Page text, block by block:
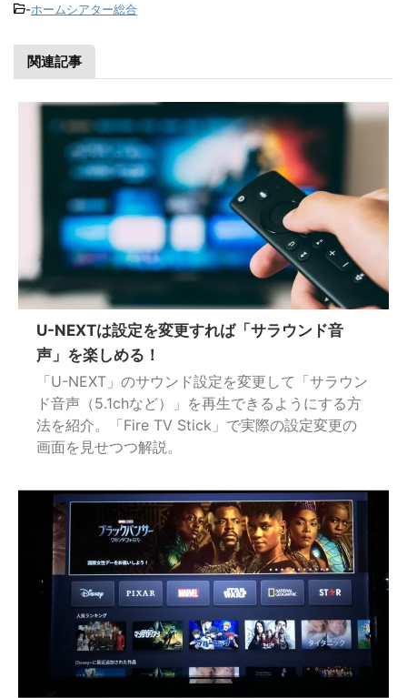
-ホームシアター総合
関連記事
U-NEXTは設定を変更すれば「サラウンド音
声」を楽しめる！
「U-NEXT」のサウンド設定を変更して「サラウン
ド音声（5.1chなど）」を再生できるようにする方
法を紹介。「Fire TV Stick」で実際の設定変更の
画面を見せつつ解説。